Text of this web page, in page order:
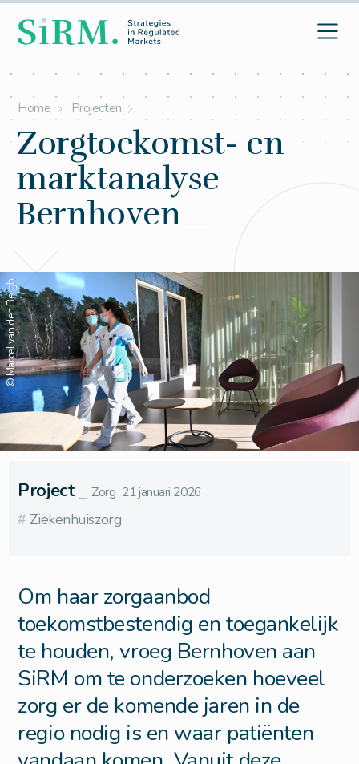
Home Projecten
Zorgtoekomst- en
marktanalyse
Bernhoven
© Marcel van den Bergh
Project Zorg 21 januari 2026
# Ziekenhuiszorg
Om haar zorgaanbod
toekomstbestendig en toegankelijk
te houden, vroeg Bernhoven aan
SiRM om te onderzoeken hoeveel
zorg er de komende jaren in de
regio nodig is en waar patiënten